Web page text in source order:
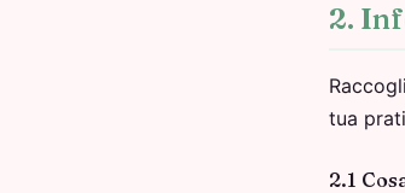
2.
tua
2.1